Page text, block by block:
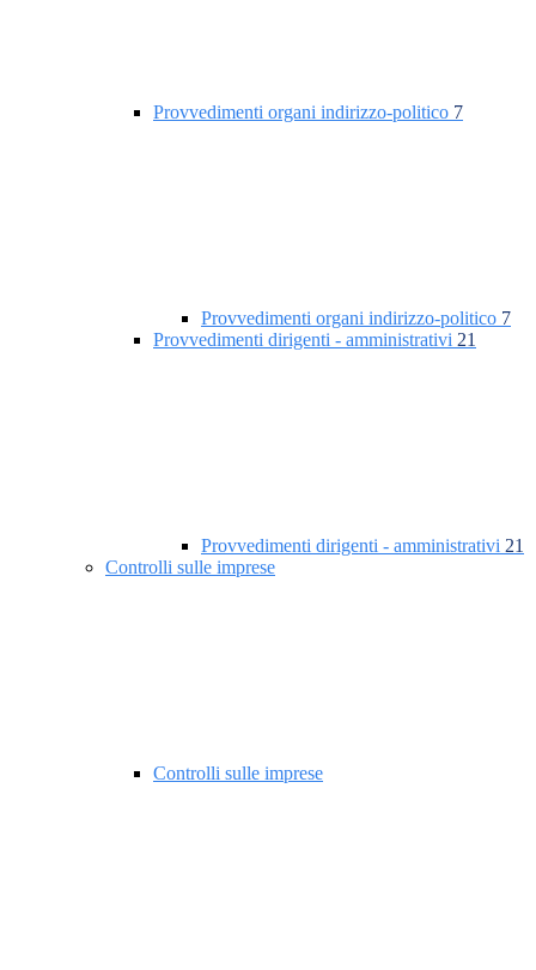
Provvedimenti organi indirizzo-politico 7
Provvedimenti organi indirizzo-politico 7
Provvedimenti dirigenti - amministrativi 21
Provvedimenti dirigenti - amministrativi 21
Controlli sulle imprese
Controlli sulle imprese